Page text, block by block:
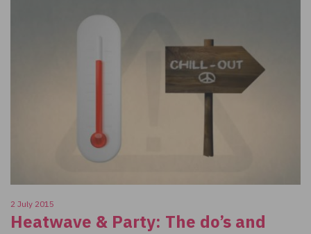
2 July 2015
Heatwave & Party: The do’s and